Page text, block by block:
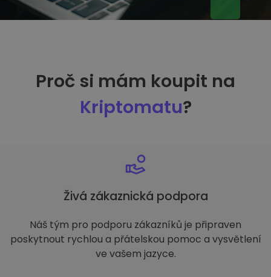
Proč si mám koupit na
Kriptomatu?
Živá zákaznická podpora
Náš tým pro podporu zákazníků je připraven
poskytnout rychlou a přátelskou pomoc a vysvětlení
ve vašem jazyce.